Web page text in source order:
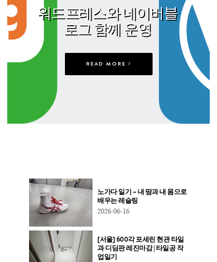
워드프레스와 네이버블
로그 함께 운영
READ MORE
노가다 일기 – 내 땀과 내 몸으로
배우는 레슬링
2026-06-16
[서울] 600각 포세린 현관 타일
과 디딤판 레진마감 | 타일공 작
업일기